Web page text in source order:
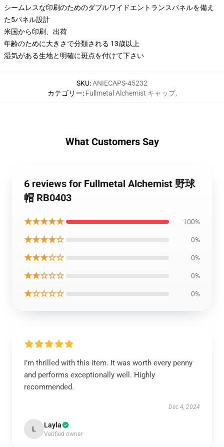
シームレスな印刷のためのダブルワイドエントランスパネルを備え
た5パネル設計
米国から印刷、出荷
年齢のために大きさで分類される 13歳以上
湿気がある生地と明確に斑点を付けて下さい
SKU:ANIECAPS-45232
カテゴリー: Fullmetal Alchemist キャップ,
What Customers Say
6 reviews for Fullmetal Alchemist 野球
帽 RB0403
★★★★★ 100%
★★★★☆ 0%
★★★☆☆ 0%
★★☆☆☆ 0%
★☆☆☆☆ 0%
I’m thrilled with this item. It was worth every penny
and performs exceptionally well. Highly
recommended.
Dec 4, 2024
L Layla
Verified owner